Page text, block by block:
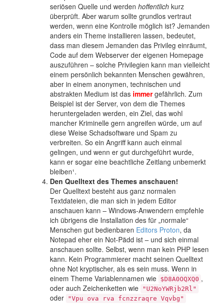
seriösen Quelle und werden hoffentlich kurz
überprüft. Aber warum sollte grundlos vertraut
werden, wenn eine Kontrolle möglich ist? Jemanden
anders ein Theme installieren lassen, bedeutet,
dass man diesem Jemanden das Privileg einräumt,
Code auf dem Webserver der eigenen Homepage
auszuführen – solche Privilegien kann man vielleicht
einem persönlich bekannten Menschen gewähren,
aber in einem anonymen, technischen und
abstrakten Medium ist das immergefährlich. Zum
Beispiel ist der Server, von dem die Themes
heruntergeladen werden, ein Ziel, das wohl
mancher Kriminelle gern angreifen würde, um auf
diese Weise Schadsoftware und Spam zu
verbreiten. So ein Angriff kann auch einmal
gelingen, und wenn er gut durchgeführt wurde,
kann er sogar eine beachtliche Zeitlang unbemerkt
bleiben¹.
Den Quelltext des Themes anschauen!
Der Quelltext besteht aus ganz normalen
Textdateien, die man sich in jedem Editor
anschauen kann – Windows-Anwendern empfehle
ich übrigens die Installation des für „normale“
Menschen gut bedienbaren Editors Proton, da
Notepad eher ein Not-Pädd ist – und sich einmal
anschauen sollte. Selbst, wenn man kein PHP lesen
kann. Kein Programmierer macht seinen Quelltext
ohne Not kryptischer, als es sein muss. Wenn in
einem Theme Variablennamen wie $D8A0OQXQ0 ,
oder auch Zeichenketten wie
"U2NoYWRjb2Rl"
oder "Vpu ova rva fcnzzraqre Vqvbg"